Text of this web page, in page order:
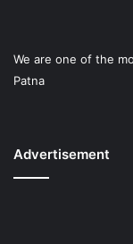
We are one of the
Patna
Advertisement